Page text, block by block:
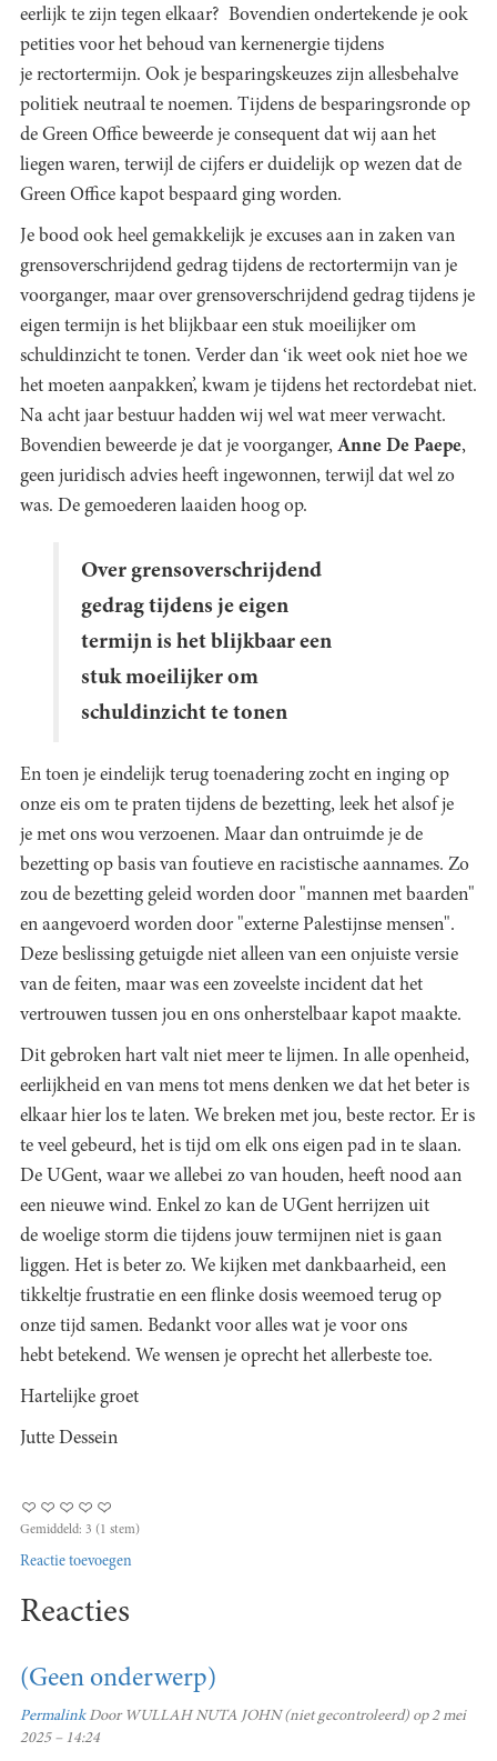
eerlijk te zijn tegen elkaar? Bovendien ondertekende je ook
petities voor het behoud van kernenergie tijdens
je rectortermijn. Ook je besparingskeuzes zijn allesbehalve
politiek neutraal te noemen. Tijdens de besparingsronde op
de Green Office beweerde je consequent dat wij aan het
liegen waren, terwijl de cijfers er duidelijk op wezen dat de
Green Office kapot bespaard ging worden.
Je bood ook heel gemakkelijk je excuses aan in zaken van
grensoverschrijdend gedrag tijdens de rectortermijn van je
voorganger, maar over grensoverschrijdend gedrag tijdens je
eigen termijn is het blijkbaar een stuk moeilijker om
schuldinzicht te tonen. Verder dan ‘ik weet ook niet hoe we
het moeten aanpakken’, kwam je tijdens het rectordebat niet.
Na acht jaar bestuur hadden wij wel wat meer verwacht.
Bovendien beweerde je dat je voorganger, Anne De Paepe,
geen juridisch advies heeft ingewonnen, terwijl dat wel zo
was. De gemoederen laaiden hoog op.
Over grensoverschrijdend
gedrag tijdens je eigen
termijn is het blijkbaar een
stuk moeilijker om
schuldinzicht te tonen
En toen je eindelijk terug toenadering zocht en inging op
onze eis om te praten tijdens de bezetting, leek het alsof je
je met ons wou verzoenen. Maar dan ontruimde je de
bezetting op basis van foutieve en racistische aannames. Zo
zou de bezetting geleid worden door "mannen met baarden"
en aangevoerd worden door "externe Palestijnse mensen".
Deze beslissing getuigde niet alleen van een onjuiste versie
van de feiten, maar was een zoveelste incident dat het
vertrouwen tussen jou en ons onherstelbaar kapot maakte.
Dit gebroken hart valt niet meer te lijmen. In alle openheid,
eerlijkheid en van mens tot mens denken we dat het beter is
elkaar hier los te laten. We breken met jou, beste rector. Er is
te veel gebeurd, het is tijd om elk ons eigen pad in te slaan.
De UGent, waar we allebei zo van houden, heeft nood aan
een nieuwe wind. Enkel zo kan de UGent herrijzen uit
de woelige storm die tijdens jouw termijnen niet is gaan
liggen. Het is beter zo. We kijken met dankbaarheid, een
tikkeltje frustratie en een flinke dosis weemoed terug op
onze tijd samen. Bedankt voor alles wat je voor ons
hebt betekend. We wensen je oprecht het allerbeste toe.
Hartelijke groet
Jutte Dessein
Gemiddeld: 3 (1 stem)
Reactie toevoegen
Reacties
(Geen onderwerp)
PermalinkDoor WULLAH NUTA JOHN (niet gecontroleerd) op 2 mei
2025 – 14:24